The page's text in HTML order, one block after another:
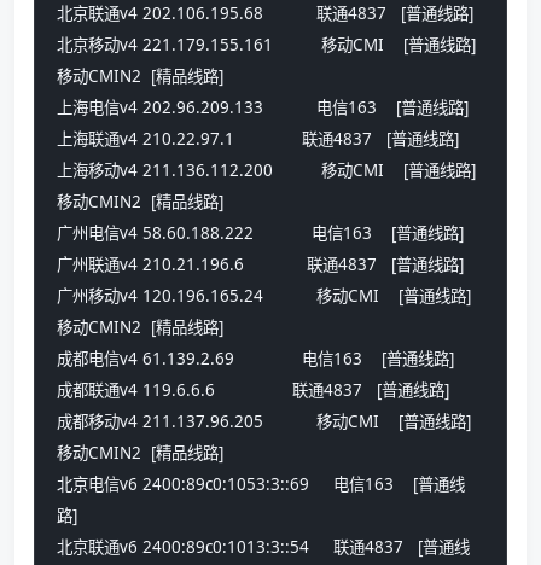
北京联通v4 202.106.195.68           联通4837   [普通线路]
北京移动v4 221.179.155.161          移动CMI    [普通线路]
移动CMIN2  [精品线路]
上海电信v4 202.96.209.133           电信163    [普通线路]
上海联通v4 210.22.97.1              联通4837   [普通线路]
上海移动v4 211.136.112.200          移动CMI    [普通线路]
移动CMIN2  [精品线路]
广州电信v4 58.60.188.222            电信163    [普通线路]
广州联通v4 210.21.196.6             联通4837   [普通线路]
广州移动v4 120.196.165.24           移动CMI    [普通线路]
移动CMIN2  [精品线路]
成都电信v4 61.139.2.69              电信163    [普通线路]
成都联通v4 119.6.6.6                联通4837   [普通线路]
成都移动v4 211.137.96.205           移动CMI    [普通线路]
移动CMIN2  [精品线路]
北京电信v6 2400:89c0:1053:3::69     电信163    [普通线
路]
北京联通v6 2400:89c0:1013:3::54     联通4837   [普通线